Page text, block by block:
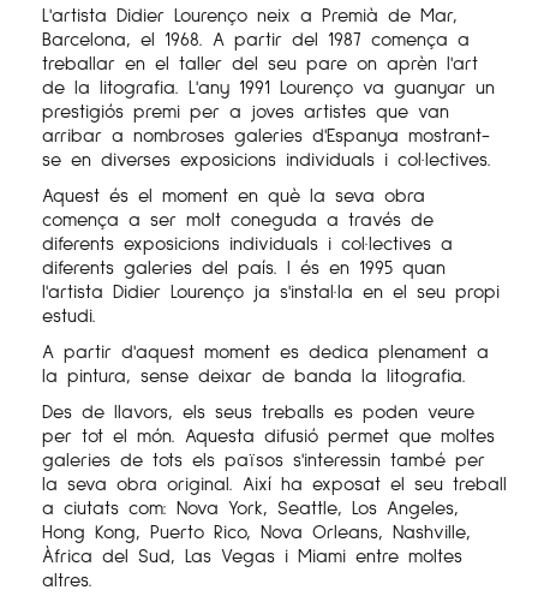
L'artista Didier Lourenço neix a Premià de Mar,
Barcelona, ​​el 1968. A partir del 1987 comença a
treballar en el taller del seu pare on aprèn l'art
de la litografia. L'any 1991 Lourenço va guanyar un
prestigiós premi per a joves artistes que van
arribar a nombroses galeries d'Espanya mostrant-
se en diverses exposicions individuals i col·lectives.
Aquest és el moment en què la seva obra
comença a ser molt coneguda a través de
diferents exposicions individuals i col·lectives a
diferents galeries del país. I és en 1995 quan
l'artista Didier Lourenço ja s'instal·la en el seu propi
estudi.
A partir d'aquest moment es dedica plenament a
la pintura, sense deixar de banda la litografia.
Des de llavors, els seus treballs es poden veure
per tot el món. Aquesta difusió permet que moltes
galeries de tots els països s'interessin també per
la seva obra original. Així ha exposat el seu treball
a ciutats com: Nova York, Seattle, Los Angeles,
Hong Kong, Puerto Rico, Nova Orleans, Nashville,
Àfrica del Sud, Las Vegas i Miami entre moltes
altres.